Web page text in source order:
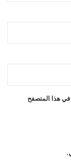
في هذا المتصفح